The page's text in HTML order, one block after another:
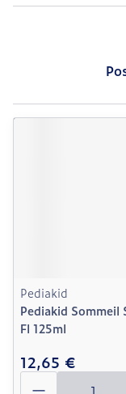
Pediakid
Pediakid Sommeil
Fl 125ml
12,65 €
Quantité